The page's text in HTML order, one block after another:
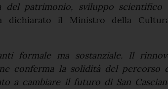
del patrimonio, sviluppo scientifico
dichiarato il Ministro della
formale ma sostanziale. Il
conferma la solidità del percorso
a cambiare il futuro di San